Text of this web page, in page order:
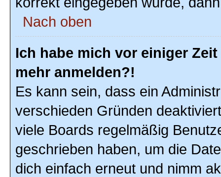
Nach oben
Ich habe mich vor einiger
mehr anmelden?!
Es kann sein, dass ein
verschieden Gründen
viele Boards regelmäßig
geschrieben haben, um die
dich einfach erneut und nimm